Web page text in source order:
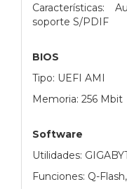
Características:
soporte S/PDIF
BIOS
Tipo: UEFI AMI
Memoria: 256 Mbit
Software
Utilidades:
Funciones: Q-